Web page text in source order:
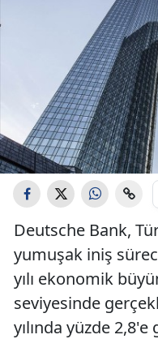
Deutsche Bank,
yumuşak iniş
yılı ekonomik
seviyesinde
yılında yüzde